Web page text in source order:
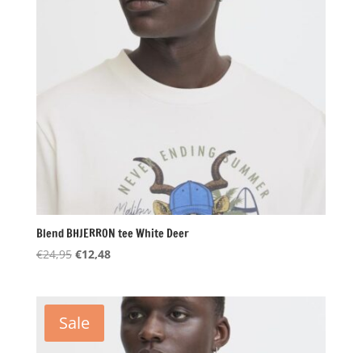
Blend BHJERRON tee White Deer
€24,95 Oorspronkelijke
€24,95.
€12,48Huidige
€12,48.
Sale